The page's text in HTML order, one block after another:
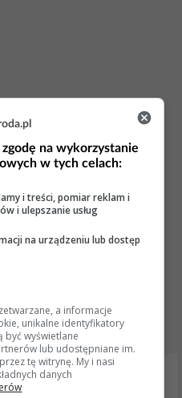
akumulator w
go skleić?
na wykorzystanie
w tych celach:
i treści, pomiar reklam i
i ulepszanie usług
na urządzeniu lub dostęp
a informacje
unikalne identyfikatory
być wyświetlane
lub udostępniane im.
tę witrynę. My i nasi
danych